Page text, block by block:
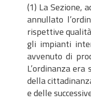
(1) La Sezione,
annullato
rispettive
gli impianti
avvenuto di
L’ordinanza
della
e delle